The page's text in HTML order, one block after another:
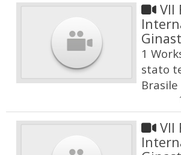
VII
1
stato
Brasile
VII